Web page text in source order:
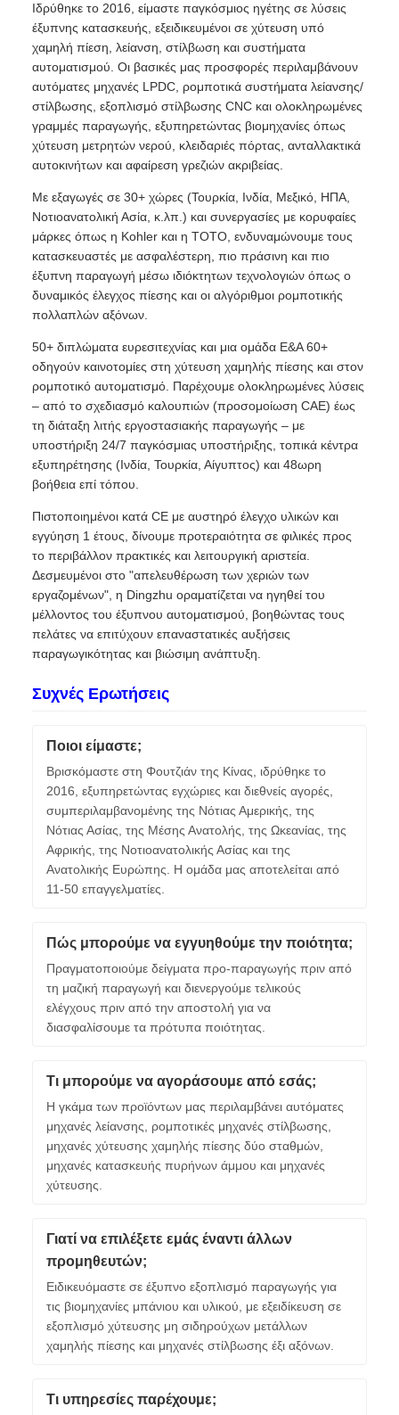
Ιδρύθηκε το 2016, είμαστε παγκόσμιος ηγέτης σε λύσεις
έξυπνης κατασκευής, εξειδικευμένοι σε χύτευση υπό
χαμηλή πίεση, λείανση, στίλβωση και συστήματα
αυτοματισμού. Οι βασικές μας προσφορές περιλαμβάνουν
αυτόματες μηχανές LPDC, ρομποτικά συστήματα λείανσης/
στίλβωσης, εξοπλισμό στίλβωσης CNC και ολοκληρωμένες
γραμμές παραγωγής, εξυπηρετώντας βιομηχανίες όπως
χύτευση μετρητών νερού, κλειδαριές πόρτας, ανταλλακτικά
αυτοκινήτων και αφαίρεση γρεζιών ακριβείας.
Με εξαγωγές σε 30+ χώρες (Τουρκία, Ινδία, Μεξικό, ΗΠΑ,
Νοτιοανατολική Ασία, κ.λπ.) και συνεργασίες με κορυφαίες
μάρκες όπως η Kohler και η TOTO, ενδυναμώνουμε τους
κατασκευαστές με ασφαλέστερη, πιο πράσινη και πιο
έξυπνη παραγωγή μέσω ιδιόκτητων τεχνολογιών όπως ο
δυναμικός έλεγχος πίεσης και οι αλγόριθμοι ρομποτικής
πολλαπλών αξόνων.
50+ διπλώματα ευρεσιτεχνίας και μια ομάδα Ε&Α 60+
οδηγούν καινοτομίες στη χύτευση χαμηλής πίεσης και στον
ρομποτικό αυτοματισμό. Παρέχουμε ολοκληρωμένες λύσεις
– από το σχεδιασμό καλουπιών (προσομοίωση CAE) έως
τη διάταξη λιτής εργοστασιακής παραγωγής – με
υποστήριξη 24/7 παγκόσμιας υποστήριξης, τοπικά κέντρα
εξυπηρέτησης (Ινδία, Τουρκία, Αίγυπτος) και 48ωρη
βοήθεια επί τόπου.
Πιστοποιημένοι κατά CE με αυστηρό έλεγχο υλικών και
εγγύηση 1 έτους, δίνουμε προτεραιότητα σε φιλικές προς
το περιβάλλον πρακτικές και λειτουργική αριστεία.
Δεσμευμένοι στο "απελευθέρωση των χεριών των
εργαζομένων", η Dingzhu οραματίζεται να ηγηθεί του
μέλλοντος του έξυπνου αυτοματισμού, βοηθώντας τους
πελάτες να επιτύχουν επαναστατικές αυξήσεις
παραγωγικότητας και βιώσιμη ανάπτυξη.
Συχνές Ερωτήσεις
Ποιοι είμαστε;
Βρισκόμαστε στη Φουτζιάν της Κίνας, ιδρύθηκε το
2016, εξυπηρετώντας εγχώριες και διεθνείς αγορές,
συμπεριλαμβανομένης της Νότιας Αμερικής, της
Νότιας Ασίας, της Μέσης Ανατολής, της Ωκεανίας, της
Αφρικής, της Νοτιοανατολικής Ασίας και της
Ανατολικής Ευρώπης. Η ομάδα μας αποτελείται από
11-50 επαγγελματίες.
Πώς μπορούμε να εγγυηθούμε την ποιότητα;
Πραγματοποιούμε δείγματα προ-παραγωγής πριν από
τη μαζική παραγωγή και διενεργούμε τελικούς
ελέγχους πριν από την αποστολή για να
διασφαλίσουμε τα πρότυπα ποιότητας.
Τι μπορούμε να αγοράσουμε από εσάς;
Η γκάμα των προϊόντων μας περιλαμβάνει αυτόματες
μηχανές λείανσης, ρομποτικές μηχανές στίλβωσης,
μηχανές χύτευσης χαμηλής πίεσης δύο σταθμών,
μηχανές κατασκευής πυρήνων άμμου και μηχανές
χύτευσης.
Γιατί να επιλέξετε εμάς έναντι άλλων
προμηθευτών;
Ειδικευόμαστε σε έξυπνο εξοπλισμό παραγωγής για
τις βιομηχανίες μπάνιου και υλικού, με εξειδίκευση σε
εξοπλισμό χύτευσης μη σιδηρούχων μετάλλων
χαμηλής πίεσης και μηχανές στίλβωσης έξι αξόνων.
Τι υπηρεσίες παρέχουμε;